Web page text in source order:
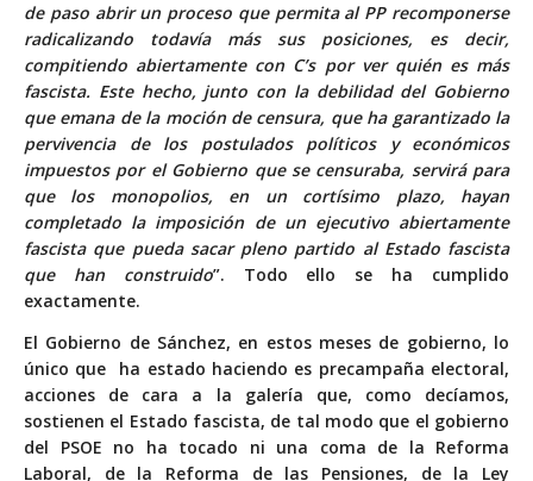
de paso abrir un proceso que permita al PP recomponerse
radicalizando todavía más sus posiciones, es decir,
compitiendo abiertamente con C’s por ver quién es más
fascista. Este hecho, junto con la debilidad del Gobierno
que emana de la moción de censura, que ha garantizado la
pervivencia de los postulados políticos y económicos
impuestos por el Gobierno que se censuraba, servirá para
que los monopolios, en un cortísimo plazo, hayan
completado la imposición de un ejecutivo abiertamente
fascista que pueda sacar pleno partido al Estado fascista
que han construido”. Todo ello se ha cumplido
exactamente.
El Gobierno de Sánchez, en estos meses de gobierno, lo
único que ha estado haciendo es precampaña electoral,
acciones de cara a la galería que, como decíamos,
sostienen el Estado fascista, de tal modo que el gobierno
del PSOE no ha tocado ni una coma de la Reforma
Laboral, de la Reforma de las Pensiones, de la Ley